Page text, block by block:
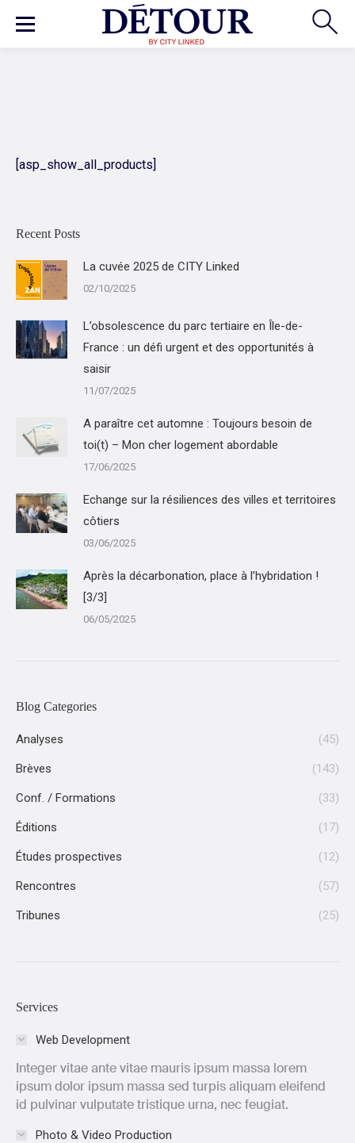
[asp_show_all_products]
Recent Posts
La cuvée 2025 de CITY Linked
02/10/2025
L’obsolescence du parc tertiaire en Île-de-
France : un défi urgent et des opportunités à
saisir
11/07/2025
A paraître cet automne : Toujours besoin de
toi(t) – Mon cher logement abordable
17/06/2025
Echange sur la résiliences des villes et territoires
côtiers
03/06/2025
Après la décarbonation, place à l’hybridation !
[3/3]
06/05/2025
Blog Categories
Analyses (45)
Brèves (143)
Conf. / Formations (33)
Éditions (17)
Études prospectives (12)
Rencontres (57)
Tribunes (25)
Services
Web Development
Integer vitae ante vitae mauris ipsum massa lorem
ipsum dolor ipsum massa sed turpis aliquam eleifend
id pulvinar vulputate tristique urna, nec feugiat.
Photo & Video Production